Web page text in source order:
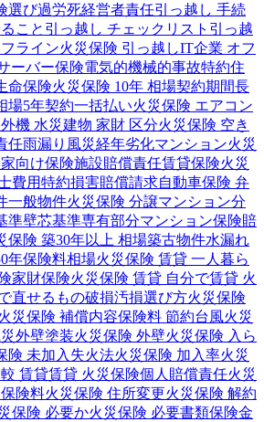
選び過労死経営者責任引っ越し 手続
こと 引っ越し チェックリスト 引っ越
ライン火災保険 引っ越しIT企業 オフ
ーバー保険電気的機械的事故特約住
命保険火災保険 10年 相場契約期間長
場5年契約一括払い火災保険 エアコン
機 水災建物 家財 区分火災保険 空き
任雨漏り 風災経年劣化マンション火災
向け保険施設賠償責任賃貸保険火災
費用特約損害賠償請求自動車保険 弁
一般物件火災保険 分譲マンション分
準壁芯基準専有部分マンション保険賠
保険 築30年以上 相場築古物件水漏れ
年保険料相場火災保険 賃貸 一人暮ら
家財保険火災保険 賃貸 自分で賃貸 火
直せるもの破損汚損選び方火災保険
災保険 補償内容保険料 節約台風火災
外壁塗装火災保険 外壁火災保険 入ら
険 未加入 失火法火災保険 加入率火災
賃貸賃貸 火災保険個人賠償責任火災
険料火災保険 住所変更火災保険 解約
保険 必要か火災保険 必要書類保険金